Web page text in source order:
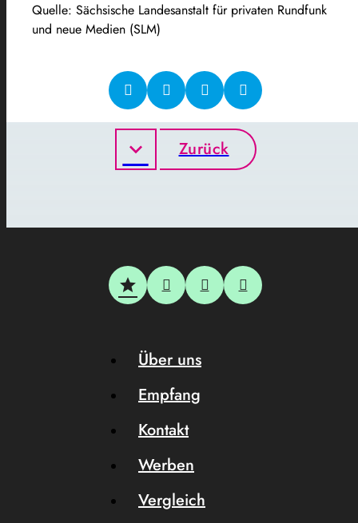
Quelle: Sächsische Landesanstalt für privaten Rundfunk
und neue Medien (SLM)
Zurück
Über uns
Empfang
Kontakt
Werben
Vergleich